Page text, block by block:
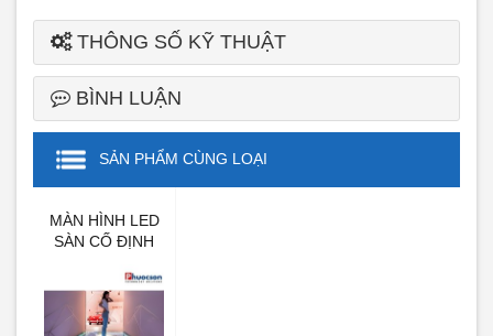
THÔNG SỐ KỸ THUẬT
BÌNH LUẬN
SẢN PHẨM CÙNG LOẠI
MÀN HÌNH LED
SÀN CỐ ĐỊNH